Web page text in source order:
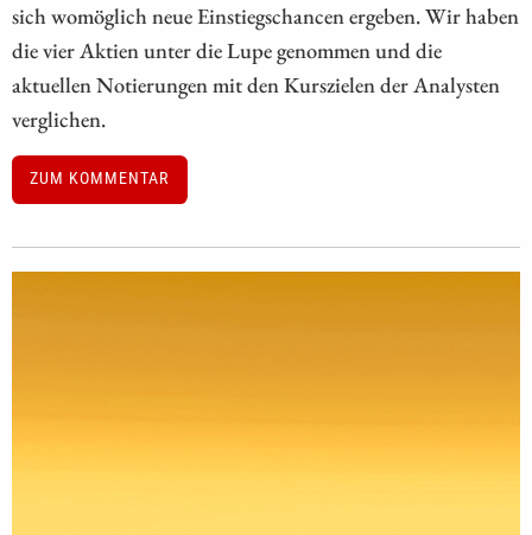
sich womöglich neue Einstiegschancen ergeben. Wir haben
die vier Aktien unter die Lupe genommen und die
aktuellen Notierungen mit den Kurszielen der Analysten
verglichen.
ZUM KOMMENTAR